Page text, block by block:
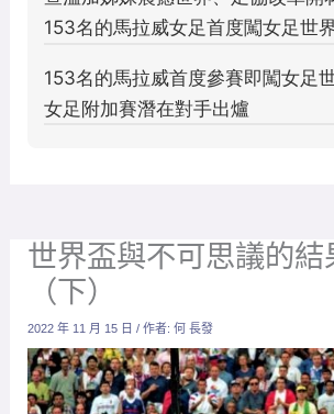
世界盃與不可思議的結
（下）
2022 年 11 月 15 日/ 作者:何 長發